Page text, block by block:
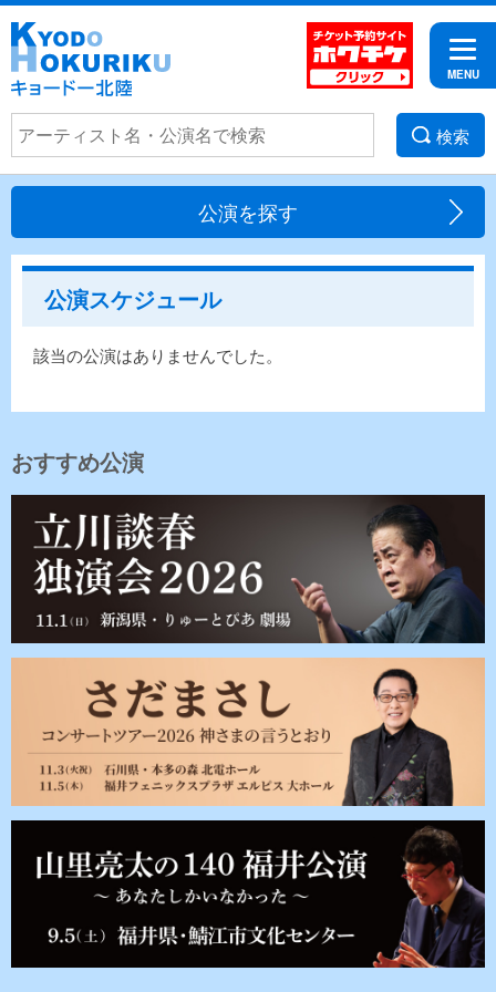
検索
公演を探す
公演スケジュール
該当の公演はありませんでした。
おすすめ公演